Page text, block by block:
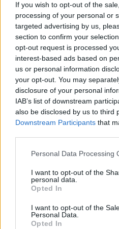
If you wish to opt-out of the
processing of your personal or
targeted advertising by us,
section to confirm your
opt-out request is processed
interest-based ads based on
us or personal information
your opt-out. You may
disclosure of your personal
IAB’s list of downstream
also be disclosed by us to third
Downstream Participants that
Please note that this website/
not limited to your visit or
grant or deny consent to
use your data for below
consent section.
Personal Data Processing
I want to opt-out of the
personal data.
Opted In
I want to opt-out of the
Personal Data.
Opted In
ARTICOLI CORRELATI
Viabilità, in